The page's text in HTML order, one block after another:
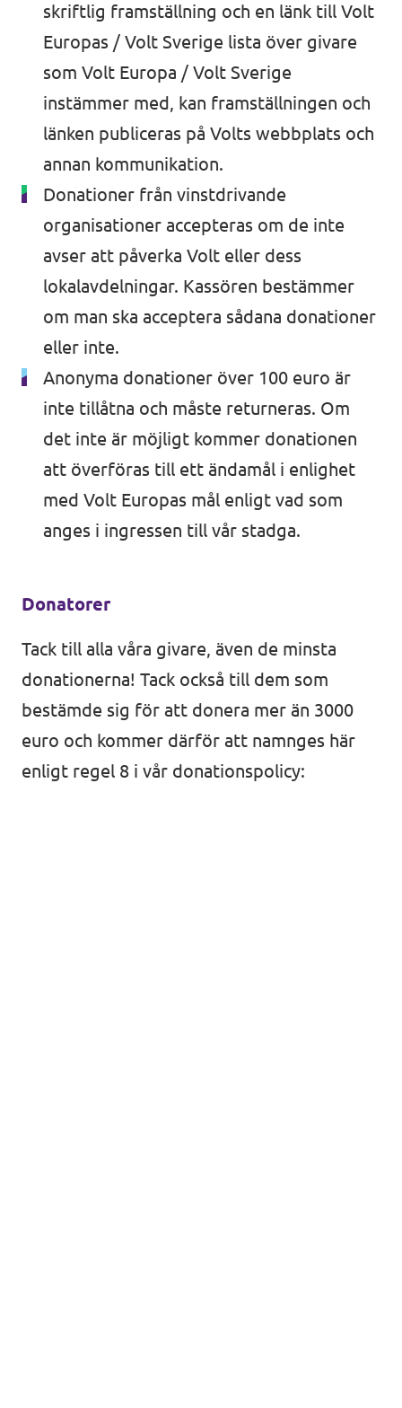
skriftlig framställning och en länk till Volt
Europas / Volt Sverige lista över givare
som Volt Europa / Volt Sverige
instämmer med, kan framställningen och
länken publiceras på Volts webbplats och
annan kommunikation.
Donationer från vinstdrivande
organisationer accepteras om de inte
avser att påverka Volt eller dess
lokalavdelningar. Kassören bestämmer
om man ska acceptera sådana donationer
eller inte.
Anonyma donationer över 100 euro är
inte tillåtna och måste returneras. Om
det inte är möjligt kommer donationen
att överföras till ett ändamål i enlighet
med Volt Europas mål enligt vad som
anges i ingressen till vår stadga.
Donatorer
Tack till alla våra givare, även de minsta
donationerna! Tack också till dem som
bestämde sig för att donera mer än 3000
euro och kommer därför att namnges här
enligt regel 8 i vår donationspolicy: